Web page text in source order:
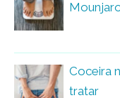
Coceira
tratar